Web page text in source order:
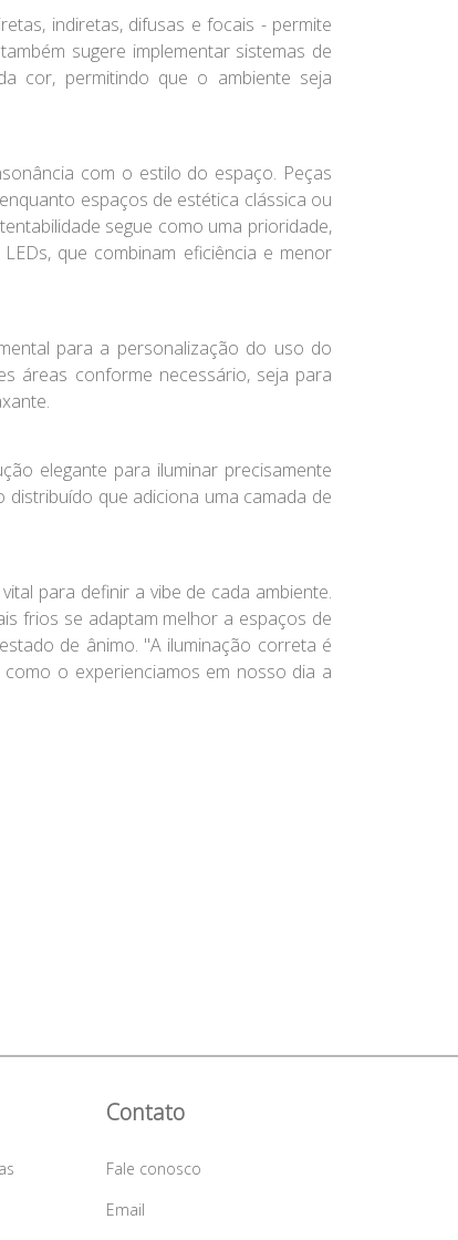
indiretas, difusas e focais - permite
sugere implementar sistemas de
cor, permitindo que o ambiente seja
com o estilo do espaço. Peças
espaços de estética clássica ou
segue como uma prioridade,
que combinam eficiência e menor
para a personalização do uso do
áreas conforme necessário, seja para
elegante para iluminar precisamente
que adiciona uma camada de
para definir a vibe de cada ambiente.
frios se adaptam melhor a espaços de
de ânimo. "A iluminação correta é
o experienciamos em nosso dia a
Contato
Fale conosco
Email